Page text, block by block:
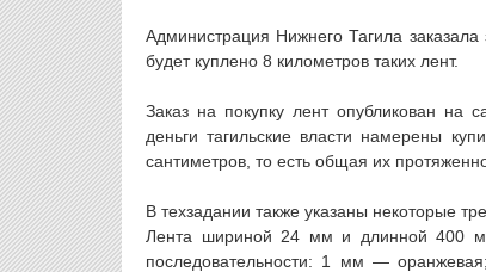
Администрация Нижнего Тагила заказала
будет куплено 8 километров таких лент.
Заказ на покупку лент опубликован на
деньги тагильские власти намерены
сантиметров, то есть общая их
В техзадании также указаны некоторые
Лента шириной 24 мм и длинной 400
последовательности: 1 мм —